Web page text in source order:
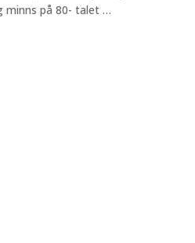
minns på 80- talet …